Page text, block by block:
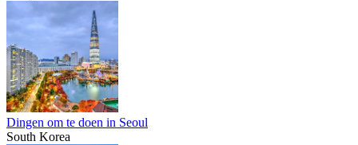
Dingen om te doen in Seoul
South Korea